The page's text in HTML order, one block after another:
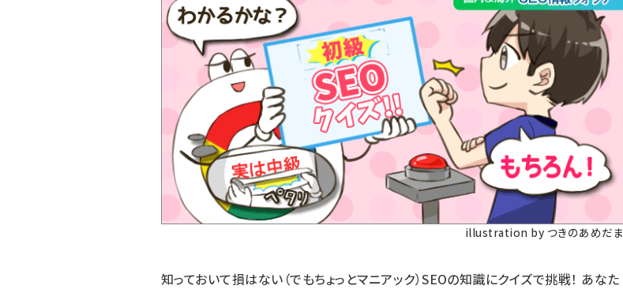
illustration by つきのあめだま
知っておいて損はない（でもちょっとマニアック）SEOの知識にクイズで挑戦！ あなた